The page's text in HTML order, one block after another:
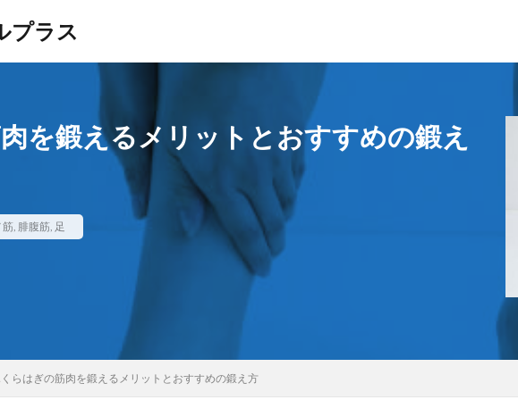
プラス
を鍛えるメリットとおすすめの鍛え
筋, 腓腹筋, 足
らはぎの筋肉を鍛えるメリットとおすすめの鍛え方